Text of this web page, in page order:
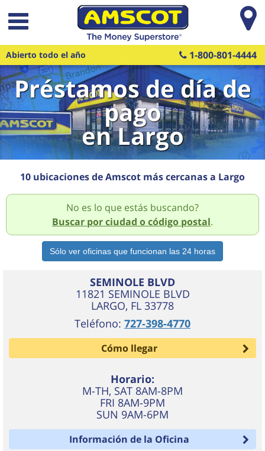
Saltar al contenido principal
Abierto todo el año 1-800-801-4444
Préstamos de día de
pago
en Largo
10 ubicaciones de Amscot más cercanas a Largo
No es lo que estás buscando?
Buscar por ciudad o código postal.
SEMINOLE BLVD
11821 SEMINOLE BLVD
LARGO, FL 33778
Teléfono: 727-398-4770
Cómo llegar
Horario:
M-TH, SAT 8AM-8PM
FRI 8AM-9PM
SUN 9AM-6PM
Información de la Oficina